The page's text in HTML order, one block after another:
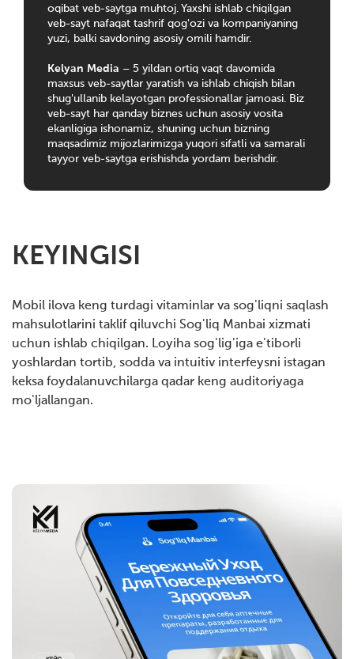
oqibat veb-saytga muhtoj. Yaxshi ishlab chiqilgan
veb-sayt nafaqat tashrif qog'ozi va kompaniyaning
yuzi, balki savdoning asosiy omili hamdir.
Kelyan Media – 5 yildan ortiq vaqt davomida
maxsus veb-saytlar yaratish va ishlab chiqish bilan
shug'ullanib kelayotgan professionallar jamoasi. Biz
veb-sayt har qanday biznes uchun asosiy vosita
ekanligiga ishonamiz, shuning uchun bizning
maqsadimiz mijozlarimizga yuqori sifatli va samarali
tayyor veb-saytga erishishda yordam berishdir.
KEYINGISI
Mobil ilova keng turdagi vitaminlar va sog'liqni saqlash
mahsulotlarini taklif qiluvchi Sog'liq Manbai xizmati
uchun ishlab chiqilgan. Loyiha sog'lig'iga e'tiborli
yoshlardan tortib, sodda va intuitiv interfeysni istagan
keksa foydalanuvchilarga qadar keng auditoriyaga
mo'ljallangan.